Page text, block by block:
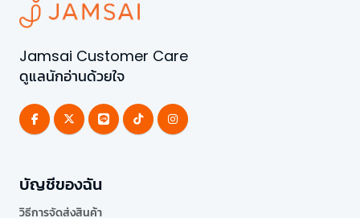
Jamsai Customer Care
ดูแลนักอ่านด้วยใจ
บัญชีของฉัน
วิธีการจัดส่งสินค้า